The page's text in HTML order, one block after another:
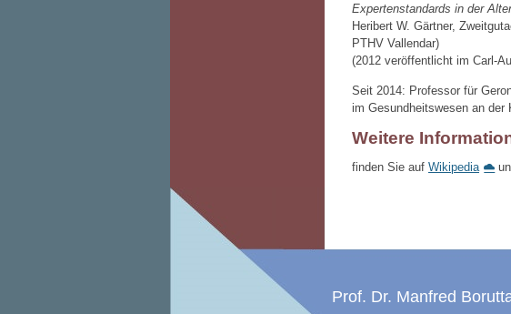
Expertenstandards in der
Heribert W. Gärtner,
PTHV Vallendar)
(2012 veröffentlicht im Carl-
Seit 2014: Professor für
im Gesundheitswesen an der
Weitere
finden Sie auf Wikipedia
Prof. Dr. Manfred